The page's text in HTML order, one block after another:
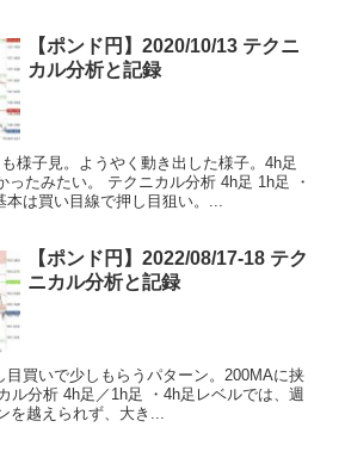
【ポンド円】2020/10/13 テクニ
カル分析と記録
様子見。ようやく動き出した様子。4h足
ったみたい。 テクニカル分析 4h足 1h足 ・
本は買い目線で押し目狙い。...
【ポンド円】2022/08/17-18 テク
ニカル分析と記録
買いで少しもらうパターン。200MAに挟
ル分析 4h足／1h足 ・4h足レベルでは、週
を越えられず、大き...